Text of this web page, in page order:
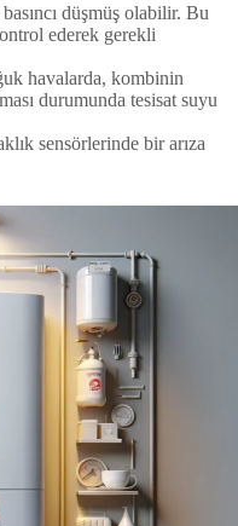
düşmüş olabilir. Bu
ederek gerekli
havalarda, kombinin
durumunda tesisat suyu
sensörlerinde bir arıza